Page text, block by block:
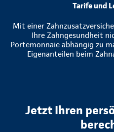
Tarife und
Mit einer
Ihre Zahngesundheit
Portemonnaie abhängig zu
Eigenanteilen beim
Jetzt Ihren